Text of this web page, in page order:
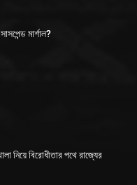
মার্শাল?
নিয়ে বিরোধীতার পথে রাজ্যের